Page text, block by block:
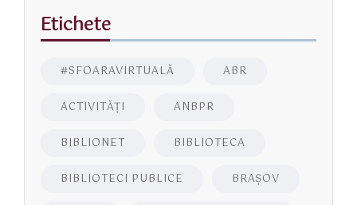
Etichete
#SFOARAVIRTUALĂ ABR
ACTIVITĂŢI ANBPR
BIBLIONET BIBLIOTECA
BIBLIOTECI PUBLICE BRAŞOV